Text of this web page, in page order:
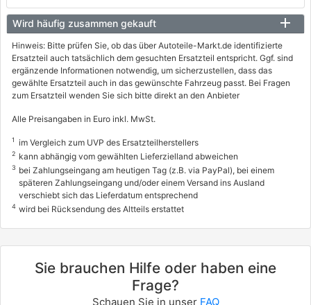
Wird häufig zusammen gekauft
Hinweis: Bitte prüfen Sie, ob das über Autoteile-Markt.de identifizierte
Ersatzteil auch tatsächlich dem gesuchten Ersatzteil entspricht. Ggf. sind
ergänzende Informationen notwendig, um sicherzustellen, dass das
gewählte Ersatzteil auch in das gewünschte Fahrzeug passt. Bei Fragen
zum Ersatzteil wenden Sie sich bitte direkt an den Anbieter
Alle Preisangaben in Euro inkl. MwSt.
1 im Vergleich zum UVP des Ersatzteilherstellers
2 kann abhängig vom gewählten Lieferzielland abweichen
3 bei Zahlungseingang am heutigen Tag (z.B. via PayPal), bei einem
späteren Zahlungseingang und/oder einem Versand ins Ausland
verschiebt sich das Lieferdatum entsprechend
4 wird bei Rücksendung des Altteils erstattet
Sie brauchen Hilfe oder haben eine
Frage?
Schauen Sie in unser FAQ